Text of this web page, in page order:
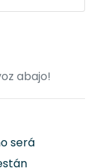
abajo!
será